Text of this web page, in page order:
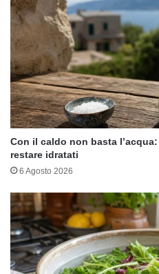
Con il caldo non basta
restare idratati
6 Agosto 2026